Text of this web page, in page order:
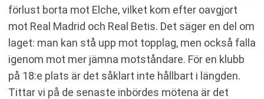
förlust borta mot Elche, vilket kom efter oavgjort
mot Real Madrid och Real Betis. Det säger en del om
laget: man kan stå upp mot topplag, men också falla
igenom mot mer jämna motståndare. För en klubb
på 18:e plats är det såklart inte hållbart i längden.
Tittar vi på de senaste inbördes mötena är det